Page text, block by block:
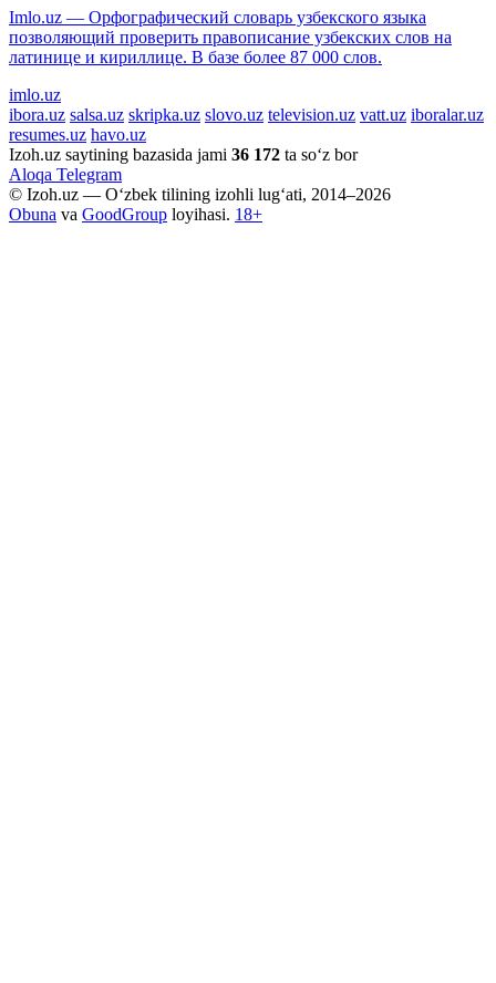
Imlo.uz — Орфографический словарь узбекского языка
позволяющий проверить правописание узбекских слов на
латинице и кириллице. В базе более 87 000 слов.
imlo.uz
ibora.uz salsa.uz skripka.uz slovo.uz television.uz vatt.uz iboralar.uz
resumes.uz havo.uz
Izoh.uz saytining bazasida jami 36 172 ta so‘z bor
Aloqa Telegram
© Izoh.uz — O‘zbek tilining izohli lug‘ati, 2014–2026
Obuna va GoodGroup loyihasi. 18+